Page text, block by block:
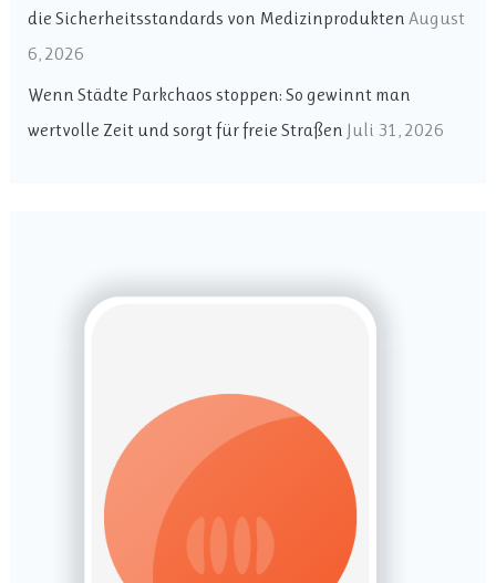
h
:
die Sicherheitsstandards von Medizinprodukten August
6, 2026
Wenn Städte Parkchaos stoppen: So gewinnt man
wertvolle Zeit und sorgt für freie Straßen Juli 31, 2026